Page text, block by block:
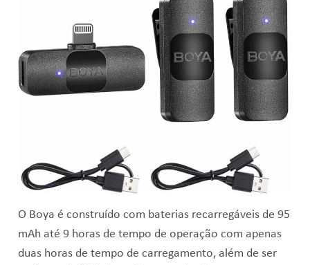
O Boya é construído com baterias recarregáveis de 95
mAh até 9 horas de tempo de operação com apenas
duas horas de tempo de carregamento, além de ser